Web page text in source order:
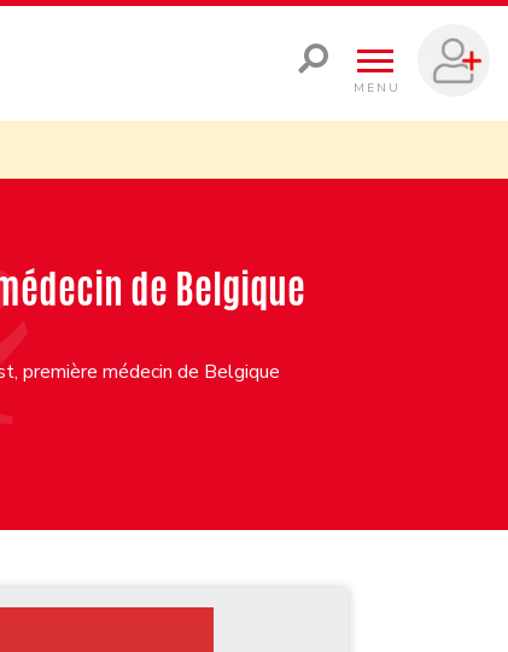
MENU
de Belgique
première médecin de Belgique